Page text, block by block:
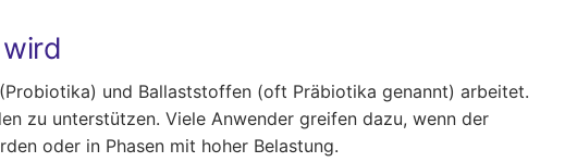
und Ballaststoffen (oft Präbiotika genannt) arbeitet.
zu unterstützen. Viele Anwender greifen dazu, wenn der
oder in Phasen mit hoher Belastung.